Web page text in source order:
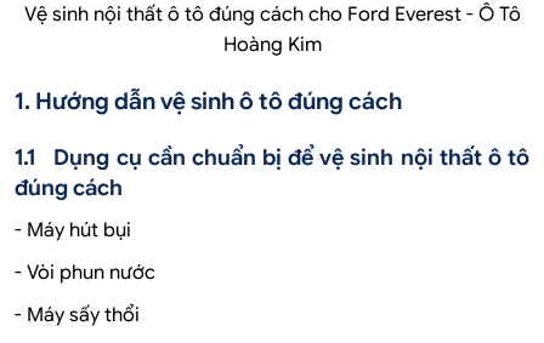
Vệ sinh nội thất ô tô đúng cách cho Ford Everest - Ô Tô
Hoàng Kim
1. Hướng dẫn vệ sinh ô tô đúng cách
1.1 Dụng cụ cần chuẩn bị để vệ sinh nội thất ô tô
đúng cách
- Máy hút bụi
- Vòi phun nước
- Máy sấy thổi